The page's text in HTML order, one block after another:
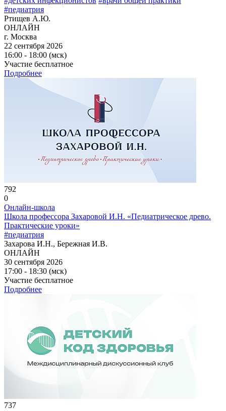
#педиатрия
Ртищев А.Ю.
ОНЛАЙН
г. Москва
22 сентября 2026
16:00 - 18:00 (мск)
Участие бесплатное
Подробнее
792
0
Онлайн-школа
Школа профессора Захаровой И.Н. «Педиатрическое древо.
Практические уроки»
#педиатрия
Захарова И.Н., Бережная И.В.
ОНЛАЙН
30 сентября 2026
17:00 - 18:30 (мск)
Участие бесплатное
Подробнее
737